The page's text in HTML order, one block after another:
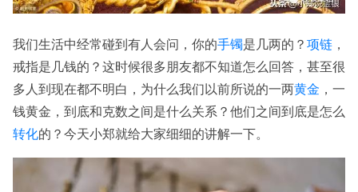
我们生活中经常碰到有人会问，你的手镯是几两的？ 项链 ，
戒指是几钱的？这时候很多朋友都不知道怎么回答，甚至很
多人到现在都不明白，为什么我们以前所说的一两黄金 ，一
钱黄金，到底和克数之间是什么关系？他们之间到底是怎么
转化的？今天小郑就给大家细细的讲解一下。